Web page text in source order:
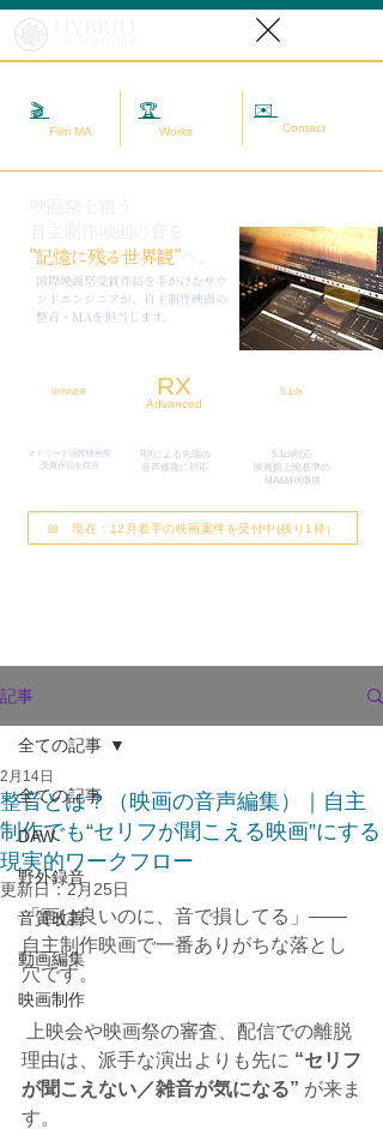
🎬
Film MA
🏆
Works
✉️
Contact
​国際映画祭受賞作品を手がけたサウ
ンドエンジニアが、自主制作映画の
整音・MAを担当します。
”記憶に残る世界観”へ。
WINNER RX
Advanced
マドリード国際映画祭
​受賞作品を担当
RXによる先端の
​音声修復に対応
5.1ch
5.1ch対応
映画館上映基準の
MA&MIX環境
📅 現在：12月着手の映画案件を受付中(残り1枠）
記事
全ての記事
DAW
野外録音
音質改善
動画編集
映画制作
全ての記事
整音とは？（映画の音声編集）｜自主
制作でも“セリフが聞こえる映画”にする
現実的ワークフロー
2月14日
更新日：2月25日
「画は良いのに、音で損してる」――
自主制作映画で一番ありがちな落とし
穴です。
理由は、派手な演出よりも先に “セリフ
が聞こえない／雑音が気になる” が来ま
す。